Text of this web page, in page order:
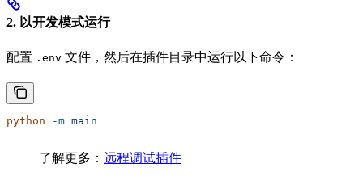
2. 以开发模式运行
配置 .env 文件，然后在插件目录中运行以下命令：
python -m main
了解更多： 远程调试插件